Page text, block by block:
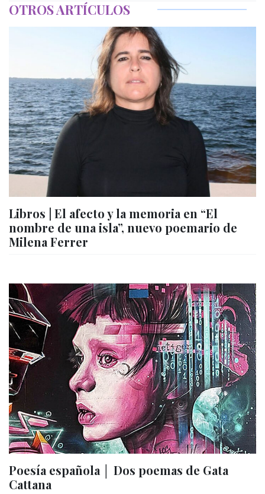
OTROS ARTÍCULOS
Libros | El afecto y la memoria en “El
nombre de una isla”, nuevo poemario de
Milena Ferrer
Poesía española │ Dos poemas de Gata
Cattana